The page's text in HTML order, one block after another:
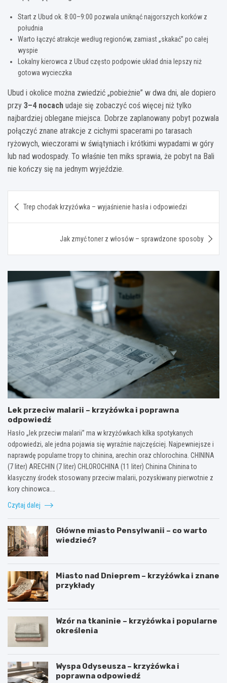
Start z Ubud ok. 8:00–9:00 pozwala uniknąć najgorszych korków z
południa
Warto łączyć atrakcje według regionów, zamiast „skakać” po całej
wyspie
Lokalny kierowca z Ubud często podpowie układ dnia lepszy niż
gotowa wycieczka
Ubud i okolice można zwiedzić „pobieżnie” w dwa dni, ale dopiero
przy 3–4 nocach udaje się zobaczyć coś więcej niż tylko
najbardziej oblegane miejsca. Dobrze zaplanowany pobyt pozwala
połączyć znane atrakcje z cichymi spacerami po tarasach
ryżowych, wieczorami w świątyniach i krótkimi wypadami w góry
lub nad wodospady. To właśnie ten miks sprawia, że pobyt na Bali
nie kończy się na jednym wyjeździe.
wpisu
Trep chodak krzyżówka – wyjaśnienie hasła i odpowiedzi
Jak zmyć toner z włosów – sprawdzone sposoby
Lek przeciw malarii – krzyżówka i poprawna
odpowiedź
Hasło „lek przeciw malarii” ma w krzyżówkach kilka spotykanych
odpowiedzi, ale jedna pojawia się wyraźnie najczęściej. Najpewniejsze i
naprawdę popularne tropy to chinina, arechin oraz chlorochina. CHININA
(7 liter) ARECHIN (7 liter) CHLOROCHINA (11 liter) Chinina Chinina to
klasyczny środek stosowany przeciw malarii, pozyskiwany pierwotnie z
kory chinowca.…
Czytaj dalej
Główne miasto Pensylwanii – co warto
wiedzieć?
Miasto nad Dnieprem – krzyżówka i znane
przykłady
Wzór na tkaninie – krzyżówka i popularne
określenia
Wyspa Odyseusza – krzyżówka i
poprawna odpowiedź